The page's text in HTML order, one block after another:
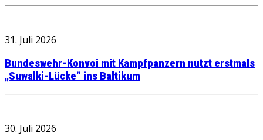
31. Juli 2026
Bundeswehr-Konvoi mit Kampfpanzern nutzt erstmals
„Suwalki-Lücke“ ins Baltikum
30. Juli 2026